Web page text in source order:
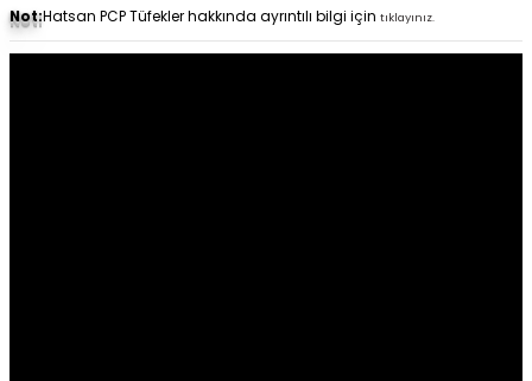
Not:Hatsan PCP Tüfekler hakkında ayrıntılı bilgi için tıklayınız.